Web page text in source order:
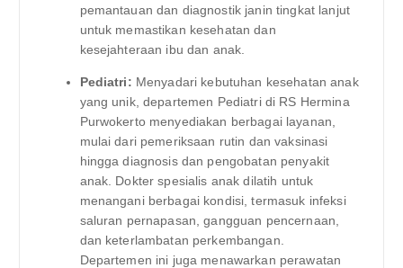
pemantauan dan diagnostik janin tingkat lanjut
untuk memastikan kesehatan dan
kesejahteraan ibu dan anak.
Pediatri: Menyadari kebutuhan kesehatan anak
yang unik, departemen Pediatri di RS Hermina
Purwokerto menyediakan berbagai layanan,
mulai dari pemeriksaan rutin dan vaksinasi
hingga diagnosis dan pengobatan penyakit
anak. Dokter spesialis anak dilatih untuk
menangani berbagai kondisi, termasuk infeksi
saluran pernapasan, gangguan pencernaan,
dan keterlambatan perkembangan.
Departemen ini juga menawarkan perawatan